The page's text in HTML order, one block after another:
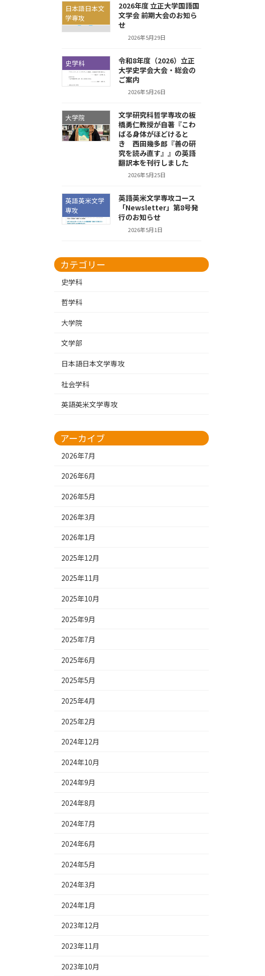
日本語日本文
学専攻
2026年度 立正大学国語国
文学会 前期大会のお知ら
せ
2026年5月29日
史学科
令和8年度（2026）立正
大学史学会大会・総会の
ご案内
2026年5月26日
大学院
文学研究科哲学専攻の板
橋勇仁教授が自著『こわ
ばる身体がほどけると
き 西田幾多郎『善の研
究を読み直す』』の英語
翻訳本を刊行しました
2026年5月25日
英語英米文学
専攻
英語英米文学専攻コース
「Newsletter」第8号発
行のお知らせ
2026年5月1日
カテゴリー
史学科
哲学科
大学院
文学部
日本語日本文学専攻
社会学科
英語英米文学専攻
アーカイブ
2026年7月
2026年6月
2026年5月
2026年3月
2026年1月
2025年12月
2025年11月
2025年10月
2025年9月
2025年7月
2025年6月
2025年5月
2025年4月
2025年2月
2024年12月
2024年10月
2024年9月
2024年8月
2024年7月
2024年6月
2024年5月
2024年3月
2024年1月
2023年12月
2023年11月
2023年10月